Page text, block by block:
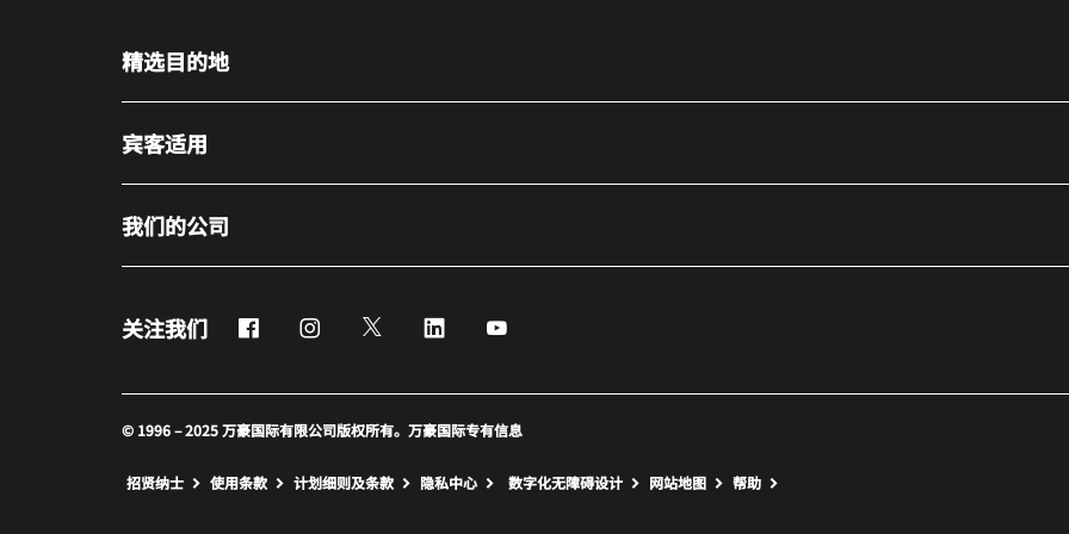
精选目的地
宾客适用
我们的公司
关注我们 FacebookInstagramTwitter LinkedIn
© 1996 – 2025 万豪国际有限公司版权所有。万豪国际专有信息
招贤纳士 使用条款 计划细则及条款 隐私中心 数字化无障碍设计 网站地图 打开新窗口
帮助